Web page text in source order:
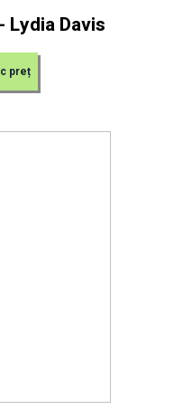
Davis
preț